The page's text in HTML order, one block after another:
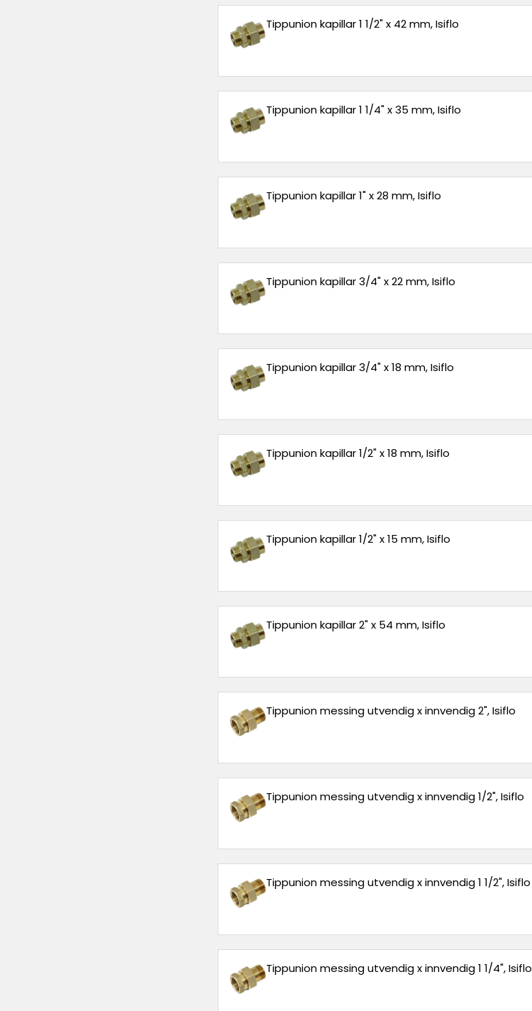
Tippunion kapillar 1 1/2" x 42 mm, Isiflo
Tippunion kapillar 1 1/4" x 35 mm, Isiflo
Tippunion kapillar 1" x 28 mm, Isiflo
Tippunion kapillar 3/4" x 22 mm, Isiflo
Tippunion kapillar 3/4" x 18 mm, Isiflo
Tippunion kapillar 1/2" x 18 mm, Isiflo
Tippunion kapillar 1/2" x 15 mm, Isiflo
Tippunion kapillar 2" x 54 mm, Isiflo
Tippunion messing utvendig x innvendig 2", Isiflo
Tippunion messing utvendig x innvendig 1/2", Isiflo
Tippunion messing utvendig x innvendig 1 1/2", Isiflo
Tippunion messing utvendig x innvendig 1 1/4", Isiflo